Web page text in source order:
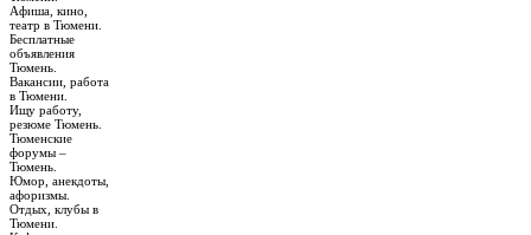
Афиша, кино,
театр в Тюмени.
Бесплатные
объявления
Тюмень.
Вакансии, работа
в Тюмени.
Ищу работу,
резюме Тюмень.
Тюменские
форумы –
Тюмень.
Юмор, анекдоты,
афоризмы.
Отдых, клубы в
Тюмени.